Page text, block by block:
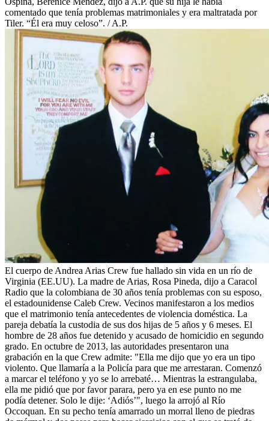
comentado que tenía problemas matrimoniales y era maltratada por
Tiler. “Él era muy celoso”. / A.P.
El cuerpo de Andrea Arias Crew fue hallado sin vida en un río de
Virginia (EE.UU). La madre de Arias, Rosa Pineda, dijo a Caracol
Radio que la colombiana de 30 años tenía problemas con su esposo,
el estadounidense Caleb Crew. Vecinos manifestaron a los medios
que el matrimonio tenía antecedentes de violencia doméstica. La
pareja debatía la custodia de sus dos hijas de 5 años y 6 meses. El
hombre de 28 años fue detenido y acusado de homicidio en segundo
grado. En octubre de 2013, las autoridades presentaron una
grabación en la que Crew admite: "Ella me dijo que yo era un tipo
violento. Que llamaría a la Policía para que me arrestaran. Comenzó
a marcar el teléfono y yo se lo arrebaté… Mientras la estrangulaba,
ella me pidió que por favor parara, pero ya en ese punto no me
podía detener. Solo le dije: ‘Adiós’", luego la arrojó al Río
Occoquan. En su pecho tenía amarrado un morral lleno de piedras